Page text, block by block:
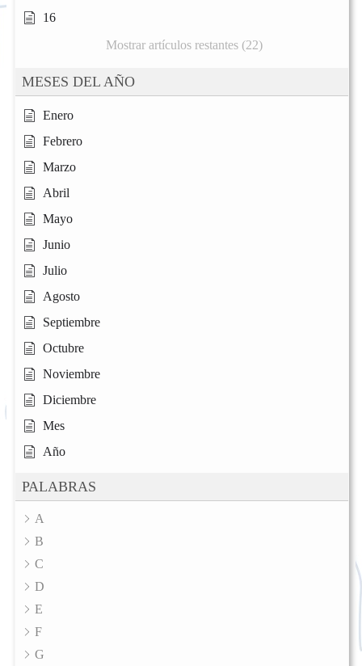
16
Mostrar artículos restantes (22)
MESES DEL AÑO
Enero
Febrero
Marzo
Abril
Mayo
Junio
Julio
Agosto
Septiembre
Octubre
Noviembre
Diciembre
Mes
Año
PALABRAS
A
B
C
D
E
F
G